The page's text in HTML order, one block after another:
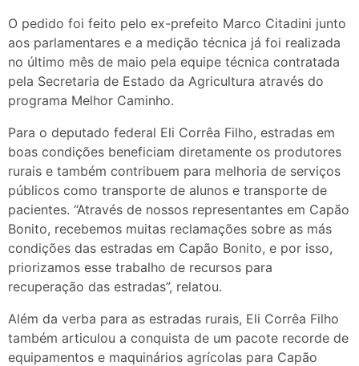
O pedido foi feito pelo ex-prefeito Marco Citadini junto
aos parlamentares e a medição técnica já foi realizada
no último mês de maio pela equipe técnica contratada
pela Secretaria de Estado da Agricultura através do
programa Melhor Caminho.
Para o deputado federal Eli Corrêa Filho, estradas em
boas condições beneficiam diretamente os produtores
rurais e também contribuem para melhoria de serviços
públicos como transporte de alunos e transporte de
pacientes. “Através de nossos representantes em Capão
Bonito, recebemos muitas reclamações sobre as más
condições das estradas em Capão Bonito, e por isso,
priorizamos esse trabalho de recursos para
recuperação das estradas”, relatou.
Além da verba para as estradas rurais, Eli Corrêa Filho
também articulou a conquista de um pacote recorde de
equipamentos e maquinários agrícolas para Capão